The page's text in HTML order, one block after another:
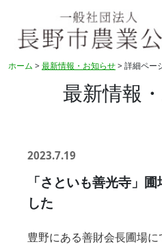
ホーム >最新情報・お知らせ> 詳細ペー
最新情報
2023.7.19
「さといも善光寺」
した
豊野にある善財会長圃場に